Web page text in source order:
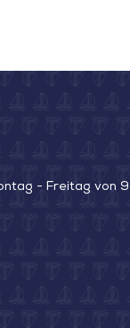
- Freitag von